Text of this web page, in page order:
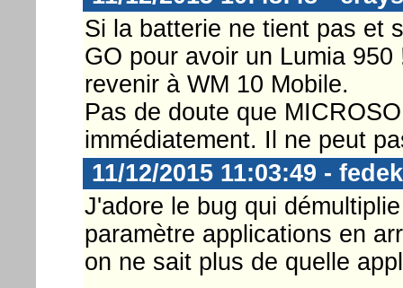
Si la batterie ne tient pas et
GO pour avoir un Lumia
revenir à WM 10 Mobile.
Pas de doute que
immédiatement. Il ne peut
11/12/2015 11:03:49 -
J'adore le bug qui
paramètre applications en
on ne sait plus de quelle